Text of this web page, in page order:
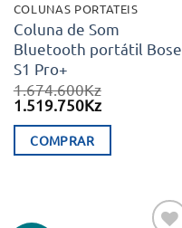
COLUNAS PORTATEIS
Coluna de Som
Bluetooth portátil Bose
S1 Pro+
1.674.600Kz
O
original
era:
1.519.750KzO
é:
COMPRAR